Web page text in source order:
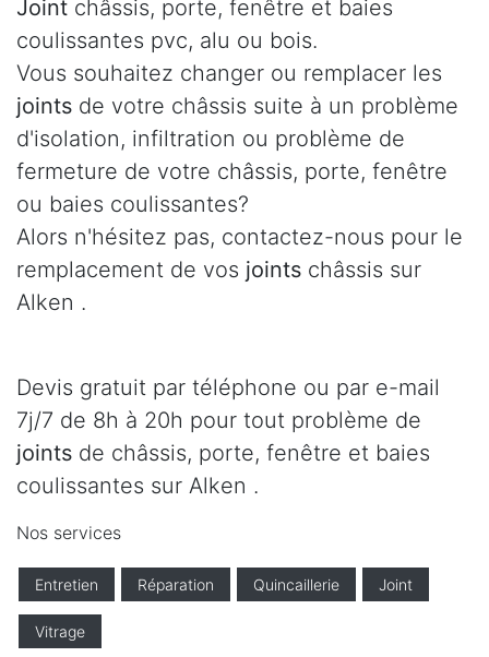
Joint châssis, porte, fenêtre et baies
coulissantes pvc, alu ou bois.
Vous souhaitez changer ou remplacer les
joints de votre châssis suite à un problème
d'isolation, infiltration ou problème de
fermeture de votre châssis, porte, fenêtre
ou baies coulissantes?
Alors n'hésitez pas, contactez-nous pour le
remplacement de vos joints châssis sur
Alken .
Devis gratuit par téléphone ou par e-mail
7j/7 de 8h à 20h pour tout problème de
joints de châssis, porte, fenêtre et baies
coulissantes sur Alken .
Nos services
Entretien Réparation Quincaillerie Joint
Vitrage